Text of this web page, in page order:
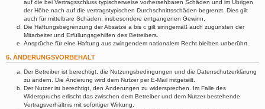
auf die bei Vertragsschluss typischerweise vorhersehbaren Schäden und im Übrigen
der Höhe nach auf die vertragstypischen Durchschnittsschäden begrenzt. Dies gilt
auch für mittelbare Schäden, insbesondere entgangenen Gewinn.
Die Haftungsbegrenzung der Absätze a bis c gilt sinngemäß auch zugunsten der
Mitarbeiter und Erfüllungsgehilfen des Betreibers.
Ansprüche für eine Haftung aus zwingendem nationalem Recht bleiben unberührt.
6. ÄNDERUNGSVORBEHALT
Der Betreiber ist berechtigt, die Nutzungsbedingungen und die Datenschutzerklärung
zu ändern. Die Änderung wird dem Nutzer per E-Mail mitgeteilt.
Der Nutzer ist berechtigt, den Änderungen zu widersprechen. Im Falle des
Widerspruchs erlischt das zwischen dem Betreiber und dem Nutzer bestehende
Vertragsverhältnis mit sofortiger Wirkung.